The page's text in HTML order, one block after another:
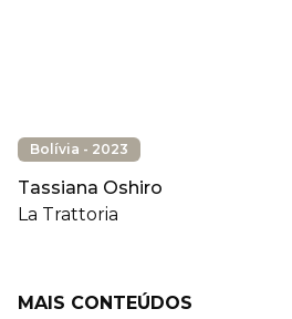
Bolívia - 2023
Tassiana Oshiro
La Trattoria
MAIS CONTEÚDOS